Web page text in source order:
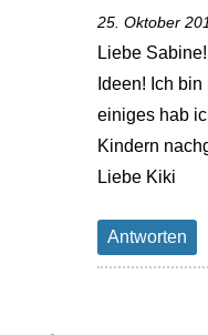
25. Oktober
Liebe
Ideen! Ich
einiges hab
Kindern
Liebe Kiki
Antworten